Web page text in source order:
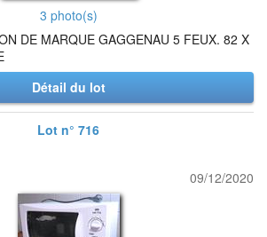
3 photo(s)
DE MARQUE GAGGENAU 5 FEUX. 82 X
Détail du lot
Lot n° 716
09/12/2020